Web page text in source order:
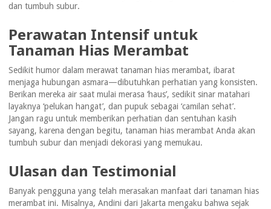
dan tumbuh subur.
Perawatan Intensif untuk
Tanaman Hias Merambat
Sedikit humor dalam merawat tanaman hias merambat, ibarat
menjaga hubungan asmara—dibutuhkan perhatian yang konsisten.
Berikan mereka air saat mulai merasa ‘haus’, sedikit sinar matahari
layaknya ‘pelukan hangat’, dan pupuk sebagai ‘camilan sehat’.
Jangan ragu untuk memberikan perhatian dan sentuhan kasih
sayang, karena dengan begitu, tanaman hias merambat Anda akan
tumbuh subur dan menjadi dekorasi yang memukau.
Ulasan dan Testimonial
Banyak pengguna yang telah merasakan manfaat dari tanaman hias
merambat ini. Misalnya, Andini dari Jakarta mengaku bahwa sejak